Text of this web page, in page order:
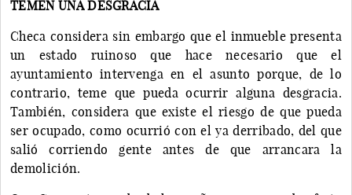
TEMEN UNA DESGRACIA
Checa considera sin embargo que el inmueble presenta
un estado ruinoso que hace necesario que el
ayuntamiento intervenga en el asunto porque, de lo
contrario, teme que pueda ocurrir alguna desgracia.
También, considera que existe el riesgo de que pueda
ser ocupado, como ocurrió con el ya derribado, del que
salió corriendo gente antes de que arrancara la
demolición.